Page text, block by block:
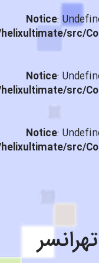
Notice:
src/
Notice:
src/
Notice:
src/